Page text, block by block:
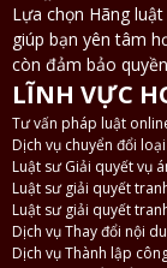
Lựa chọn Hãng
giúp bạn yên tâm
còn đảm bảo
LĨNH VỰC
Tư vấn pháp luật
thoại, Zalo
Dịch vụ chuyển đổi
TNHH thành công ty
ngược lại
Luật sư Giải quyết vụ
Luật sư giải quyết
- Nhà ở
Luật sư giải quyết
tế
Dịch vụ Thay đổi nội
Doanh nghiệp
Dịch vụ Thành lập